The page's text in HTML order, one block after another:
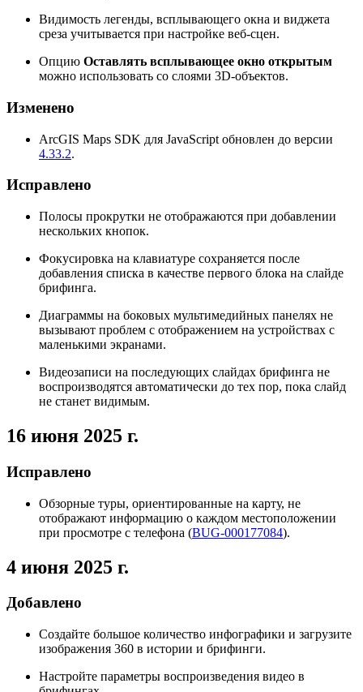
Видимость легенды, всплывающего окна и виджета
среза учитывается при настройке веб-сцен.
Опцию Оставлять всплывающее окно открытым
можно использовать со слоями 3D-объектов.
Изменено
ArcGIS Maps SDK для JavaScript обновлен до версии
4.33.2.
Исправлено
Полосы прокрутки не отображаются при добавлении
нескольких кнопок.
Фокусировка на клавиатуре сохраняется после
добавления списка в качестве первого блока на слайде
брифинга.
Диаграммы на боковых мультимедийных панелях не
вызывают проблем с отображением на устройствах с
маленькими экранами.
Видеозаписи на последующих слайдах брифинга не
воспроизводятся автоматически до тех пор, пока слайд
не станет видимым.
16 июня 2025 г.
Исправлено
Обзорные туры, ориентированные на карту, не
отображают информацию о каждом местоположении
при просмотре с телефона (BUG-000177084).
4 июня 2025 г.
Добавлено
Создайте большое количество инфографики и загрузите
изображения 360 в истории и брифинги.
Настройте параметры воспроизведения видео в